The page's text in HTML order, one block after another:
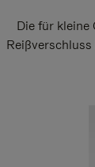
Die für kleine